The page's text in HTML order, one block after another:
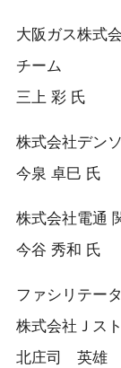
大阪ガス株式
チーム
三上 彩 氏
株式会社デン
今泉 卓巳 氏
株式会社電通
今谷 秀和 氏
ファシリテー
株式会社Ｊス
北庄司 英雄